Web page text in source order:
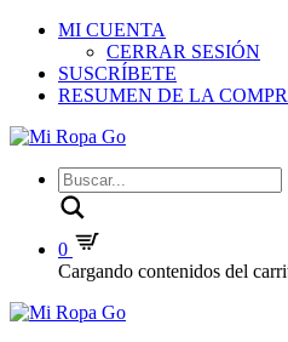
MI CUENTA
CERRAR SESIÓN
SUSCRÍBETE
RESUMEN DE LA
0
Cargando contenidos del